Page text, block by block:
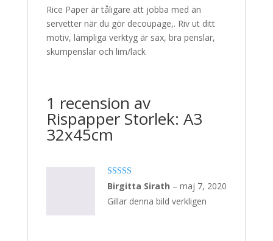
Rice Paper är tåligare att jobba med än
servetter när du gör decoupage,. Riv ut ditt
motiv, lämpliga verktyg är sax, bra penslar,
skumpenslar och lim/lack
1 recension av
Rispapper Storlek: A3
32x45cm
Betygsatt 5
av 5
Birgitta Sirath – maj 7, 2020
Gillar denna bild verkligen